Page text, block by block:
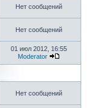
Нет сообщений
Нет сообщений
01 июл 2012, 16:55
Moderator
Нет сообщений